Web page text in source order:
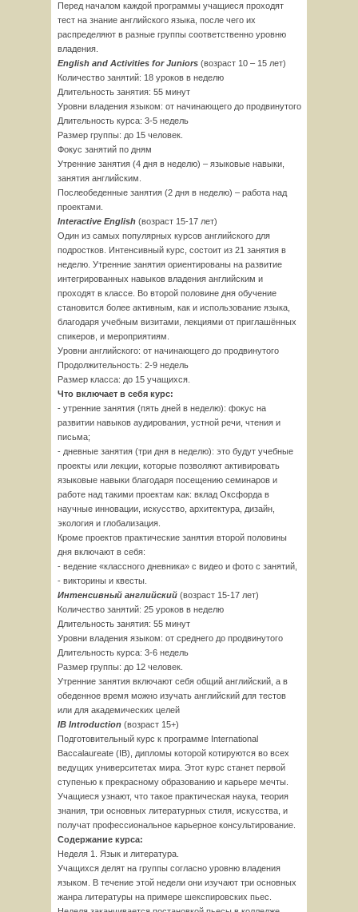
Перед началом каждой программы учащиеся проходят
тест на знание английского языка, после чего их
распределяют в разные группы соответственно уровню
владения.
English and Activities for Juniors (возраст 10 – 15 лет)
Количество занятий: 18 уроков в неделю
Длительность занятия: 55 минут
Уровни владения языком: от начинающего до продвинутого
Длительность курса: 3-5 недель
Размер группы: до 15 человек.
Фокус занятий по дням
Утренние занятия (4 дня в неделю) – языковые навыки,
занятия английским.
Послеобеденные занятия (2 дня в неделю) – работа над
проектами.
Interactive English (возраст 15-17 лет)
Один из самых популярных курсов английского для
подростков. Интенсивный курс, состоит из 21 занятия в
неделю. Утренние занятия ориентированы на развитие
интегрированных навыков владения английским и
проходят в классе. Во второй половине дня обучение
становится более активным, как и использование языка,
благодаря учебным визитами, лекциями от приглашённых
спикеров, и мероприятиям.
Уровни английского: от начинающего до продвинутого
Продолжительность: 2-9 недель
Размер класса: до 15 учащихся.
Что включает в себя курс:
- утренние занятия (пять дней в неделю): фокус на
развитии навыков аудирования, устной речи, чтения и
письма;
- дневные занятия (три дня в неделю): это будут учебные
проекты или лекции, которые позволяют активировать
языковые навыки благодаря посещению семинаров и
работе над такими проектам как: вклад Оксфорда в
научные инновации, искусство, архитектура, дизайн,
экология и глобализация.
Кроме проектов практические занятия второй половины
дня включают в себя:
- ведение «классного дневника» с видео и фото с занятий,
- викторины и квесты.
Интенсивный английский (возраст 15-17 лет)
Количество занятий: 25 уроков в неделю
Длительность занятия: 55 минут
Уровни владения языком: от cреднего до продвинутого
Длительность курса: 3-6 недель
Размер группы: до 12 человек.
Утренние занятия включают себя общий английский, а в
обеденное время можно изучать английский для тестов
или для академических целей
IB Introduction (возраст 15+)
Подготовительный курс к программе International
Baccalaureate (IB), дипломы которой котируются во всех
ведущих университетах мира. Этот курс станет первой
ступенью к прекрасному образованию и карьере мечты.
Учащиеся узнают, что такое практическая наука, теория
знания, три основных литературных стиля, искусства, и
получат профессиональное карьерное консультирование.
Содержание курса:
Неделя 1. Язык и литература.
Учащихся делят на группы согласно уровню владения
языком. В течение этой недели они изучают три основных
жанра литературы на примере шекспировских пьес.